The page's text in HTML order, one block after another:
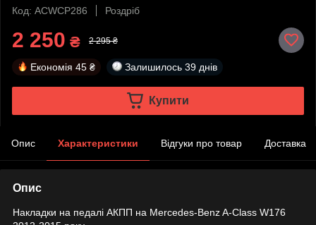
Код: ACWCP286
Роздріб
2 250 ₴ 2 295 ₴
Економія 45 ₴ Залишилось 39 днів
Купити
Опис Характеристики Відгуки про товар Доставка
Опис
Накладки на педалі АКПП на Mercedes-Benz A-Class W176